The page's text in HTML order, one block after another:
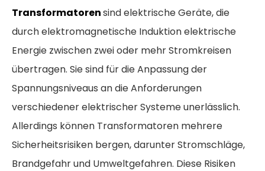
Transformatorensind elektrische Geräte, die
durch elektromagnetische Induktion elektrische
Energie zwischen zwei oder mehr Stromkreisen
übertragen. Sie sind für die Anpassung der
Spannungsniveaus an die Anforderungen
verschiedener elektrischer Systeme unerlässlich.
Allerdings können Transformatoren mehrere
Sicherheitsrisiken bergen, darunter Stromschläge,
Brandgefahr und Umweltgefahren. Diese Risiken